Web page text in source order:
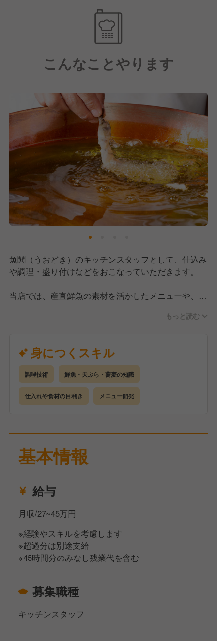
イルを使用しています。
産地や業者さんと店長・スタッフさんが直接商談・交
渉していれる旬食材で仕上げる天麩羅、お刺身、逸品
料理で毎日オススメ料理を考案、お客さまに提供して
います。
自分たちで仕入れたものだからこそ伝えられるこだわ
りを、カウンターでは目の前のお客様に料理人が直接
提供、テーブル席では出来立てをホールがお届けしお
客様との会話も楽しめる距離感で接客しています。
また当店では、マニュアルに縛られることなく自ら行
動できる環境！
現場主義のため、サービスや料理だけでなく、仕入れ
や内装・メニュー開発などにも携われます。
こんなことやります
魚鬨（うおどき）のキッチンスタッフとして、仕込み
や調理・盛り付けなどをおこなっていただきます。
当店では、産直鮮魚の素材を活かしたメニューや、熟
取り引き先の業者さんや、お料理を彩る器なども現場
でなく店舗運営などの知識も身に付きます！
もっと読む
身につくスキル
調理技術 鮮魚・天ぷら・蕎麦の知識
仕入れや食材の目利き メニュー開発
基本情報
給与
月収/27~45万円
※経験やスキルを考慮します
※超過分は別途支給
※45時間分のみなし残業代を含む
募集職種
キッチンスタッフ